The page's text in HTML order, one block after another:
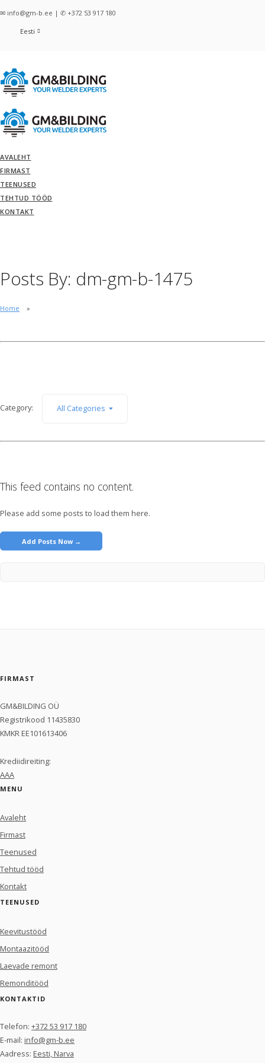
✉ info@gm-b.ee | ✆ +372 53 917 180
Eesti
AVALEHT
FIRMAST
TEENUSED
TEHTUD TÖÖD
KONTAKT
Posts By: dm-gm-b-1475
Home
Category: All Categories
This feed contains no content.
Please add some posts to load them here.
Add Posts Now →
FIRMAST
GM&BILDING OÜ
Registrikood 11435830
KMKR EE101613406
Krediidireiting:
AAA
MENU
Avaleht
Firmast
Teenused
Tehtud tööd
Kontakt
TEENUSED
Keevitustööd
Montaazitööd
Laevade remont
Remonditööd
KONTAKTID
Telefon: +372 53 917 180
E-mail: info@gm-b.ee
Aadress: Eesti, Narva